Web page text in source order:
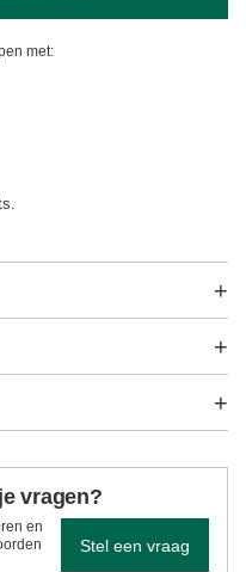
met:
vragen?
en
Stel een vraag